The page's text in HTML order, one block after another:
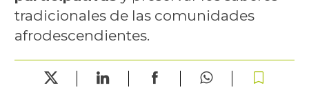
tradicionales de las comunidades
afrodescendientes.